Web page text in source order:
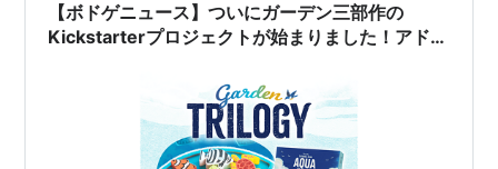
【ボドゲニュース】ついにガーデン三部作の
Kickstarterプロジェクトが始まりました！アドオ